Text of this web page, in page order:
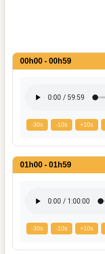
00h00 - 00h59
-30s -10s +10s
01h00 - 01h59
-30s -10s +10s